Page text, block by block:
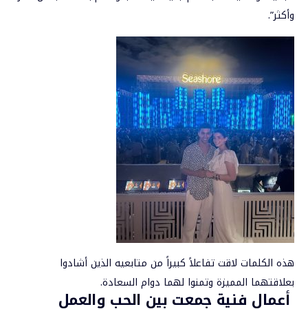
وأكثر”.
هذه الكلمات لاقت تفاعلاً كبيراً من متابعيه الذين أشادوا
بعلاقتهما المميزة وتمنوا لهما دوام السعادة.
أعمال فنية جمعت بين الحب والعمل